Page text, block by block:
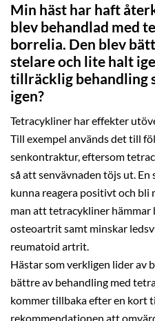
Min häst har haft
blev behandlad med
borrelia. Den blev
stelare och lite halt
tillräcklig behandling
igen?
Tetracykliner har effekter
Till exempel används det till
senkontraktur, eftersom
så att senvävnaden töjs ut. En
kunna reagera positivt och bli
man att tetracykliner
osteoartrit samt minskar
reumatoid artrit.
Hästar som verkligen lider av
bättre av behandling med
kommer tillbaka efter en kort
rekommendationen att